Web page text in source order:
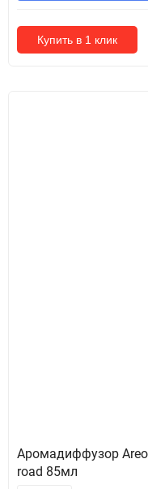
Купить в 1 клик
Аромадиффузор
road 85мл